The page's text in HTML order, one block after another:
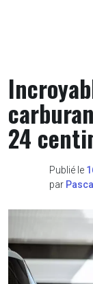
24
Publié le
par